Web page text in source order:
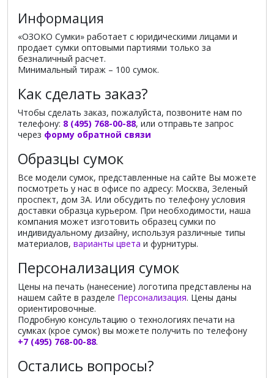
Информация
«ОЗОКО Сумки» работает с юридическими лицами и
продает сумки оптовыми партиями только за
безналичный расчет.
Минимальный тираж – 100 сумок.
Как сделать заказ?
Чтобы сделать заказ, пожалуйста, позвоните нам по
телефону: 8 (495) 768-00-88, или отправьте запрос
через форму обратной связи
Образцы сумок
Все модели сумок, представленные на сайте Вы можете
посмотреть у нас в офисе по адресу: Москва, Зеленый
проспект, дом 3А. Или обсудить по телефону условия
доставки образца курьером. При необходимости, наша
компания может изготовить образец сумки по
индивидуальному дизайну, используя различные типы
материалов, варианты цвета и фурнитуры.
Персонализация сумок
Цены на печать (нанесение) логотипа представлены на
нашем сайте в разделе Персонализация. Цены даны
ориентировочные.
Подробную консультацию о технологиях печати на
сумках (крое сумок) вы можете получить по телефону
+7 (495) 768-00-88.
Остались вопросы?